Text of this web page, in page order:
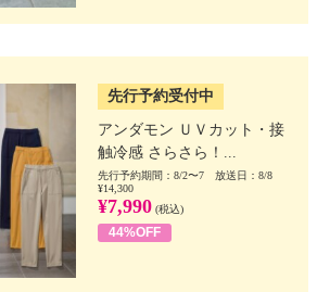
先行予約受付中
アンダモン ＵＶカット・接
触冷感 さらさら！...
先行予約期間：8/2〜7 放送日：8/8
¥14,300
¥7,990 (税込)
44%OFF